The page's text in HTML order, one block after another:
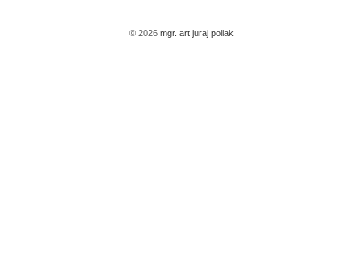
© 2026mgr. art juraj poliak